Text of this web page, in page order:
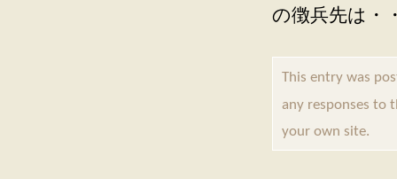
の徴兵先は・
This entry was
any responses to
your own site.